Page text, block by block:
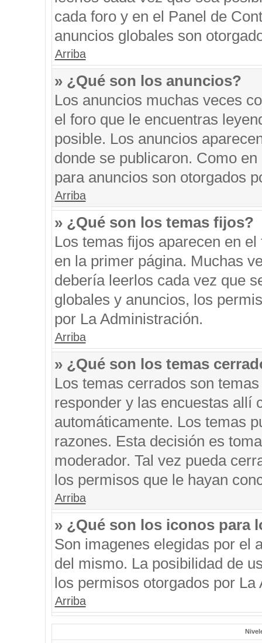
cada foro y en el Panel de
anuncios globales son
Arriba
» ¿Qué son los anuncios?
Los anuncios muchas veces
el foro que le encuentras
posible. Los anuncios
donde se publicaron. Como
para anuncios son otorgados
Arriba
» ¿Qué son los temas fijos?
Los temas fijos aparecen en
en la primer página. Muchas
debería leerlos cada vez que
globales y anuncios, los
por La Administración.
Arriba
» ¿Qué son los temas
Los temas cerrados son
responder y las encuestas allí
automáticamente. Los temas
razones. Esta decisión es
moderador. Tal vez pueda
los permisos que le hayan
Arriba
» ¿Qué son los iconos para
Son imagenes elegidas por el
del mismo. La posibilidad de
los permisos otorgados por La
Arriba